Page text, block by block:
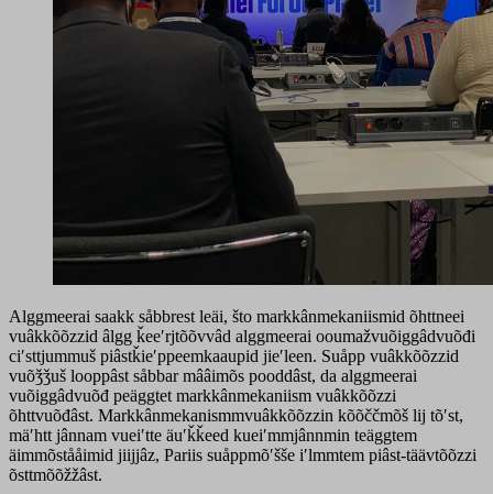
Alggmeerai saakk såbbrest leäi, što markkânmekaniismid õhttneei
vuâkkõõzzid âlgg ǩeeʹrjtõõvvâd alggmeerai ooumažvuõiggâdvuõđi
ciʹsttjummuš piâstǩieʹppeemkaaupid jieʹleen. Suåpp vuâkkõõzzid
vuõǯǯuš looppâst såbbar mââimõs pooddâst, da alggmeerai
vuõiggâdvuõđ peäggtet markkânmekaniism vuâkkõõzzi
õhttvuõđâst. Markkânmekanismmvuâkkõõzzin kõõččmõš lij tõʹst,
mäʹhtt jânnam vueiʹtte äuʹǩǩeed kueiʹmmjânnmin teäggtem
äimmõstååimid jiijjâz, Pariis suåppmõʹšše iʹlmmtem piâst-täävtõõzzi
õsttmõõžžâst.